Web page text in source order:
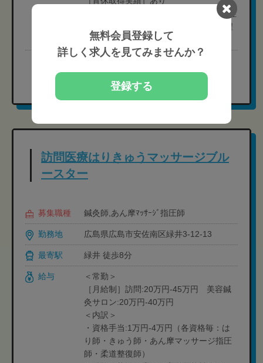
［過去の育休取得実績例］2025年度:女性
3名、男性3名 ※1ヶ月取得2名、3ヶ月程
度取得4名
現在の募集要項を確認する
訪問医療はりきゅうマッサージブル
ースター
募集職種 鍼灸師,あん摩ﾏｯｻｰｼﾞ指圧師
勤務地 広島県広島市安佐南区緑井3-12-13
最寄駅 緑井 徒歩8分
給与
＜常勤＞
［月給制］訪問:20万円-45万円 美容鍼
灸サロン:20万円-40万円
＜内訳＞
・資格手当:1万円-4万円（各資格毎：は
り師・きゅう師・あん摩マッサージ指圧
師・柔道整復師）
無料会員登録して
詳しく求人を見てみませんか？
登録する